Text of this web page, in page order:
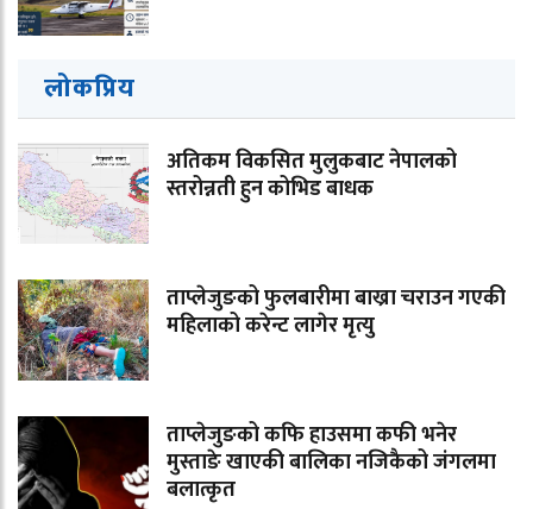
लोकप्रिय
अतिकम विकसित मुलुकबाट नेपालको
स्तरोन्नती हुन कोभिड बाधक
ताप्लेजुङको फुलबारीमा बाख्रा चराउन गएकी
महिलाको करेन्ट लागेर मृत्यु
ताप्लेजुङको कफि हाउसमा कफी भनेर
मुस्ताङे खाएकी बालिका नजिकैको जंगलमा
बलात्कृत